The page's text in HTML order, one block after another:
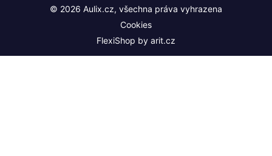
© 2026 Aulix.cz, všechna práva vyhrazena
Cookies
FlexiShop by arit.cz